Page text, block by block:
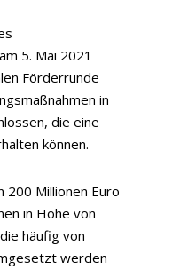
5. Mai 2021
Förderrunde
in
die eine
können.
Millionen Euro
in Höhe von
häufig von
werden